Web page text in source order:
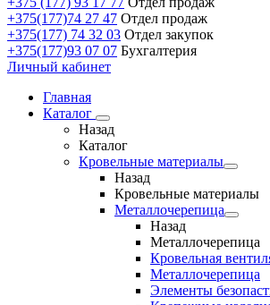
+375(177)74 27 47 Отдел продаж
+375(177) 74 32 03 Отдел закупок
+375(177)93 07 07 Бухгалтерия
Личный кабинет
Главная
Каталог
Назад
Каталог
Кровельные материалы
Назад
Кровельные материалы
Металлочерепица
Назад
Металлочерепица
Кровельная
Металлочерепица
Элементы